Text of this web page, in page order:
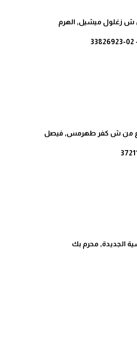
من ش كفر طهرمس, فيصل
الجديدة, محرم بك